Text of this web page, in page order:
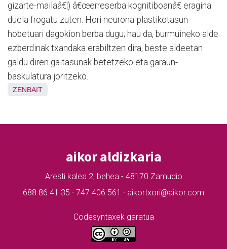
gizarte-mailaâ€¦) â€œerreserba kognitiboanâ€ eragina
duela frogatu zuten. Hori neurona-plastikotasun
hobetuari dagokion berba dugu; hau da, burmuineko alde
ezberdinak txandaka erabiltzen dira, beste aldeetan
galdu diren gaitasunak betetzeko eta garaun-
baskulatura joritzeko.
ZENBAIT
aikor aldizkaria
Aresti kalea 2, behea - 48170 Zamudio
688 86 41 35 · 747 406 561 · aikortxori@aikor.com
Codesyntaxek garatua